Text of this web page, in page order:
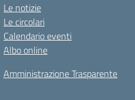
Le notizie
Le circolari
Calendario eventi
Albo online
Amministrazione Trasparente